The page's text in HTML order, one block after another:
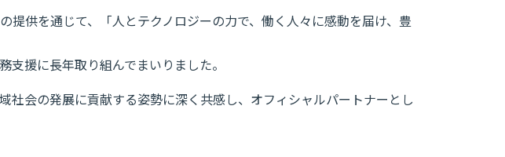
供を通じて、「人とテクノロジーの力で、働く人々に感動を届け、豊
援に長年取り組んでまいりました。
会の発展に貢献する姿勢に深く共感し、オフィシャルパートナーとし